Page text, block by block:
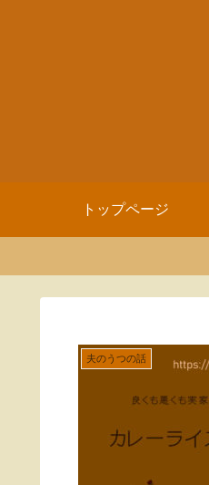
トップページ
夫のうつの話